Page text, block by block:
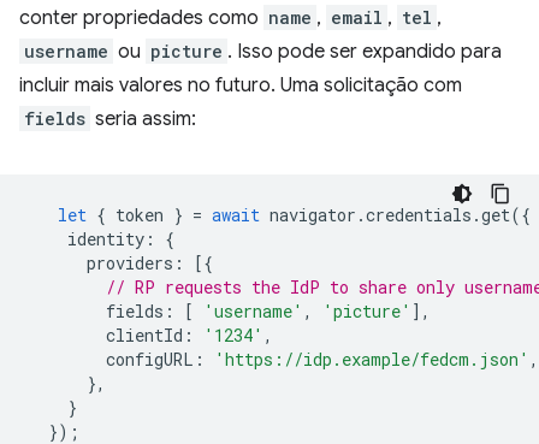
conter propriedades como name , email , tel ,
username ou picture . Isso pode ser expandido para
incluir mais valores no futuro. Uma solicitação com
fields seria assim:
let { token } = await navigator .credentials .get({
identity :
{
providers :
[{
// RP requests the IdP to share only
fields : [ 'username' , 'picture' ],
clientId : '1234' ,
configURL : 'https://idp.example/fedcm.json' ,
},
}
});